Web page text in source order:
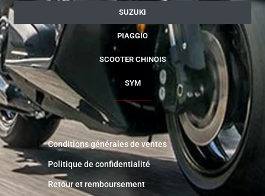
SUZUKI
PIAGGIO
SCOOTER CHINOIS
SYM
r
Conditions générales de ventes
Politique de confidentialité
Retour et remboursement